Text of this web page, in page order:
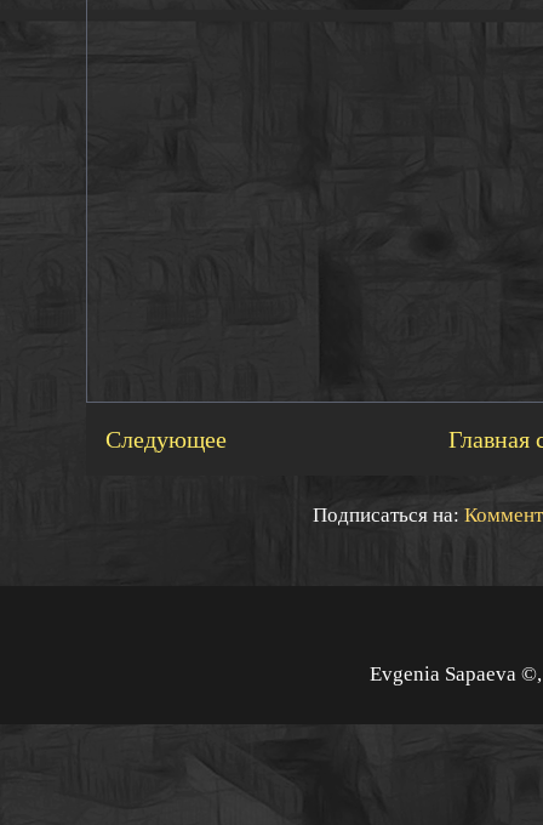
Следующее Главная
Подписаться на:
Evgenia Sapaeva